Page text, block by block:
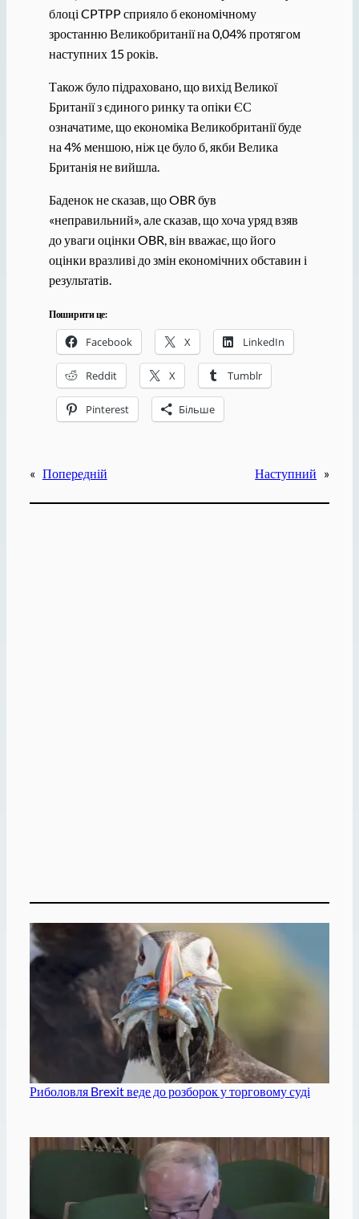
блоці CPTPP сприяло б економічному
зростанню Великобританії на 0,04% протягом
наступних 15 років.
Також було підраховано, що вихід Великої
Британії з єдиного ринку та опіки ЄС
означатиме, що економіка Великобританії буде
на 4% меншою, ніж це було б, якби Велика
Британія не вийшла.
Баденок не сказав, що OBR був
«неправильний», але сказав, що хоча уряд взяв
до уваги оцінки OBR, він вважає, що його
оцінки вразливі до змін економічних обставин і
результатів.
Поширити це:
Facebook X LinkedIn
Reddit X Tumblr
Pinterest Більше
« Попередній Наступний »
Риболовля Brexit веде до розборок у торговому суді